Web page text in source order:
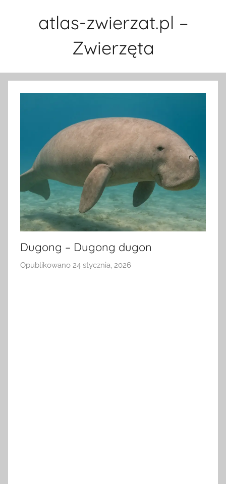
atlas-zwierzat.pl –
Zwierzęta
Dugong – Dugong dugon
Opublikowano 24 stycznia, 2026